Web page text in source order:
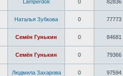
Lamperdok 0 82836
Наталья Зубкова 0 77773
Семён Гунькин 0 84681
Семён Гунькин 0 79366
Людмила Захарова 0 97594